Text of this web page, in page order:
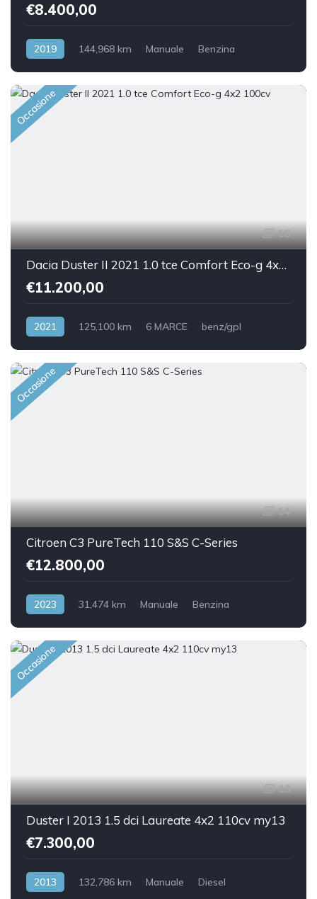
€8.400,00
2019 144,968 km Manuale
Benzina
Occasione
16
Dacia Duster II 2021 1.0 tce Comfort Eco-g 4x2 100cv
€11.200,00
2021 125,100 km 6 MARCE
benz/gpl
Occasione
14
Citroen C3 PureTech 110 S&S C-Series
€12.800,00
2023 31,474 km Manuale
Benzina
Occasione
13
Duster I 2013 1.5 dci Laureate 4x2 110cv my13
€7.300,00
2013 132,786 km Manuale
Diesel